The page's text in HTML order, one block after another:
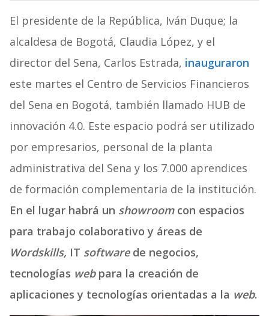
El presidente de la República, Iván Duque; la
alcaldesa de Bogotá, Claudia López, y el
director del Sena, Carlos Estrada, inauguraron
este martes el Centro de Servicios Financieros
del Sena en Bogotá, también llamado HUB de
innovación 4.0. Este espacio podrá ser utilizado
por empresarios, personal de la planta
administrativa del Sena y los 7.000 aprendices
de formación complementaria de la institución.
En el lugar habrá un showroomcon espacios
para trabajo colaborativo y áreas de
Wordskills, IT software de negocios,
tecnologías web para la creación de
aplicaciones y tecnologías orientadas a la web.